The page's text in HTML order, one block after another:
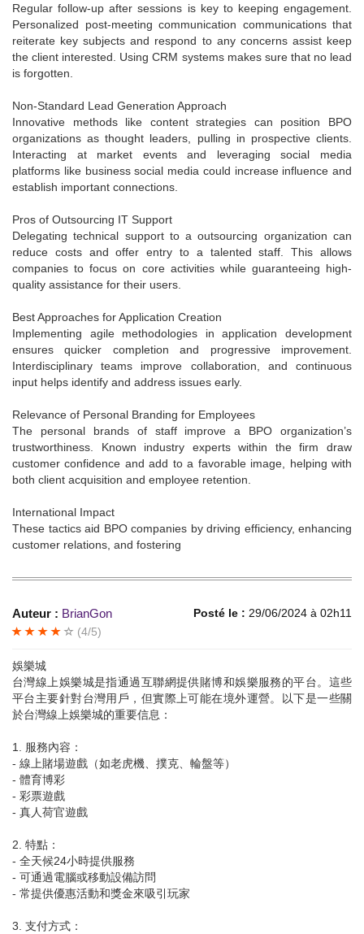
Regular follow-up after sessions is key to keeping engagement.
Personalized post-meeting communication communications that
reiterate key subjects and respond to any concerns assist keep
the client interested. Using CRM systems makes sure that no lead
is forgotten.
Non-Standard Lead Generation Approach
Innovative methods like content strategies can position BPO
organizations as thought leaders, pulling in prospective clients.
Interacting at market events and leveraging social media
platforms like business social media could increase influence and
establish important connections.
Pros of Outsourcing IT Support
Delegating technical support to a outsourcing organization can
reduce costs and offer entry to a talented staff. This allows
companies to focus on core activities while guaranteeing high-
quality assistance for their users.
Best Approaches for Application Creation
Implementing agile methodologies in application development
ensures quicker completion and progressive improvement.
Interdisciplinary teams improve collaboration, and continuous
input helps identify and address issues early.
Relevance of Personal Branding for Employees
The personal brands of staff improve a BPO organization’s
trustworthiness. Known industry experts within the firm draw
customer confidence and add to a favorable image, helping with
both client acquisition and employee retention.
International Impact
These tactics aid BPO companies by driving efficiency, enhancing
customer relations, and fostering
Auteur : BrianGon Posté le : 29/06/2024 à 02h11
(4/5)
娛樂城
台灣線上娛樂城是指通過互聯網提供賭博和娛樂服務的平台。這些
平台主要針對台灣用戶，但實際上可能在境外運營。以下是一些關
於台灣線上娛樂城的重要信息：
1. 服務內容：
- 線上賭場遊戲（如老虎機、撲克、輪盤等）
- 體育博彩
- 彩票遊戲
- 真人荷官遊戲
2. 特點：
- 全天候24小時提供服務
- 可通過電腦或移動設備訪問
- 常提供優惠活動和獎金來吸引玩家
3. 支付方式：